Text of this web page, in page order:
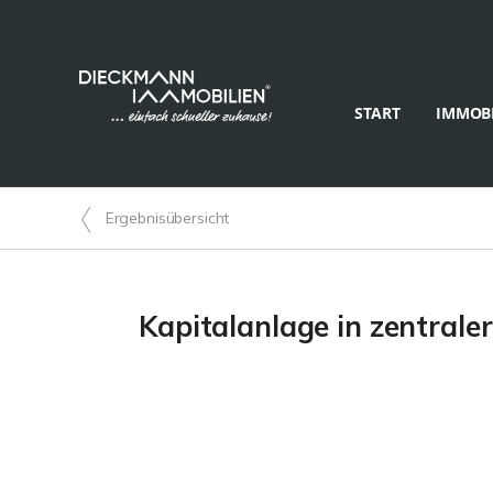
START
Ergebnisübersicht
Kapitalanlage in